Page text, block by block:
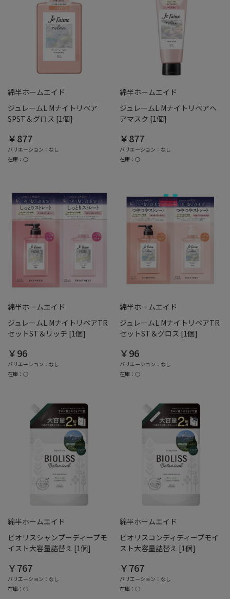
綿半ホームエイド
ジュレームL Mナイトリペア
SPST＆グロス [1個]
￥877
バリエーション：なし
在庫：○
綿半ホームエイド
ジュレームL Mナイトリペアヘ
アマスク [1個]
￥877
バリエーション：なし
在庫：○
綿半ホームエイド
ジュレームL MナイトリペアTR
セットST＆リッチ [1個]
￥96
バリエーション：なし
在庫：○
綿半ホームエイド
ジュレームL MナイトリペアTR
セットST＆グロス [1個]
￥96
バリエーション：なし
在庫：○
綿半ホームエイド
ビオリスシャンプーディープモ
イスト大容量詰替え [1個]
￥767
バリエーション：なし
在庫：○
綿半ホームエイド
ビオリスコンディディープモイ
スト大容量詰替え [1個]
￥767
バリエーション：なし
在庫：○